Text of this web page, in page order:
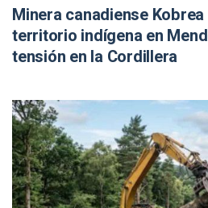
Minera canadiense
territorio indígena en
tensión en la Cordillera